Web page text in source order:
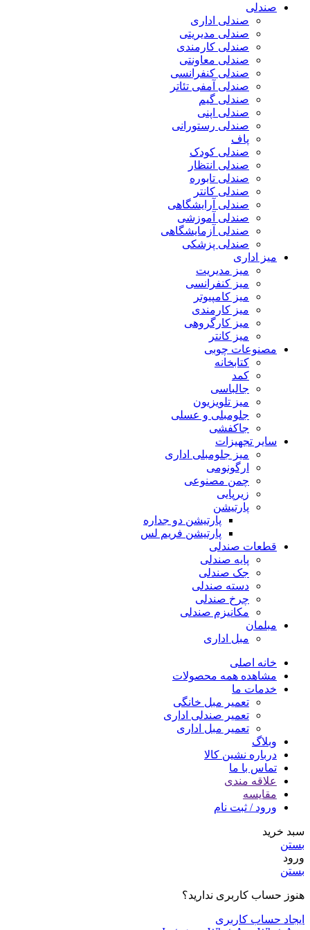
صندلی
صندلی اداری
صندلی مدیریتی
صندلی کارمندی
صندلی معاونتی
صندلی کنفرانسی
صندلی آمفی تئاتر
صندلی گیم
صندلی اپنی
صندلی رستورانی
پاف
صندلی کودک
صندلی انتظار
صندلی تابوره
صندلی کانتر
صندلی آرایشگاهی
صندلی آموزشی
صندلی آزمایشگاهی
صندلی پزشکی
میز اداری
میز مدیریت
میز کنفرانسی
میز کامپیوتر
میز کارمندی
میز کارگروهی
میز کانتر
مصنوعات چوبی
کتابخانه
کمد
جالباسی
میز تلویزیون
جلومبلی و عسلی
جاکفشی
سایر تجهیزات
میز جلومبلی اداری
ارگونومی
چمن مصنوعی
زیرپایی
پارتیشن
پارتیشن دو جداره
پارتیشن فریم لس
قطعات صندلی
پایه صندلی
جک صندلی
دسته صندلی
چرخ صندلی
مکانیزم صندلی
مبلمان
مبل اداری
خانه اصلی
مشاهده همه محصولات
خدمات ما
تعمیر مبل خانگی
تعمیر صندلی اداری
تعمیر مبل اداری
وبلاگ
درباره نشین کالا
تماس با ما
علاقه مندی
مقایسه
ورود / ثبت نام
سبد خرید
بستن
ورود
بستن
هنوز حساب کاربری ندارید؟
ایجاد حساب کاربری